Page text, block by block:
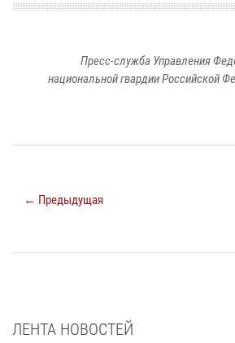
Пресс-служба Управления
национальной гвардии Российской
← Предыдущая
ЛЕНТА НОВОСТЕЙ